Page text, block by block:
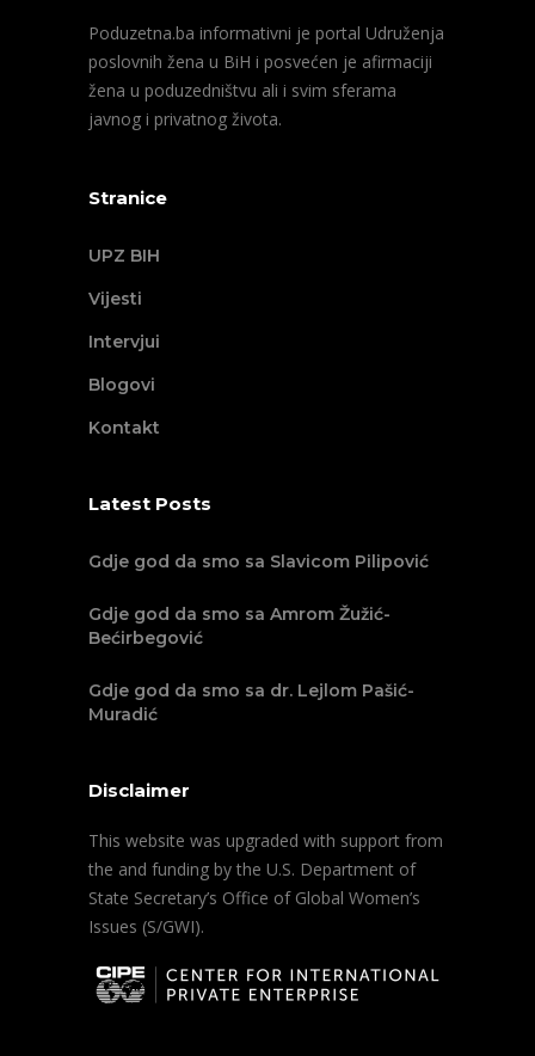
Poduzetna.ba informativni je portal Udruženja
poslovnih žena u BiH i posvećen je afirmaciji
žena u poduzedništvu ali i svim sferama
javnog i privatnog života.
Stranice
UPZ BIH
Vijesti
Intervjui
Blogovi
Kontakt
Latest Posts
Gdje god da smo sa Slavicom Pilipović
Gdje god da smo sa Amrom Žužić-
Bećirbegović
Gdje god da smo sa dr. Lejlom Pašić-
Muradić
Disclaimer
This website was upgraded with support from
the and funding by the U.S. Department of
State Secretary’s Office of Global Women’s
Issues (S/GWI).